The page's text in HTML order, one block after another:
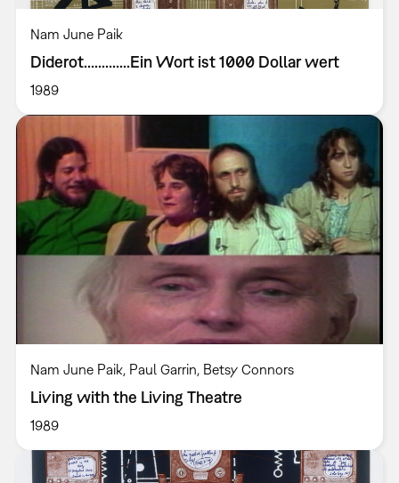
Nam June Paik
Diderot.............Ein Wort ist 1000 Dollar wert
1989
Nam June Paik, Paul Garrin, Betsy Connors
Living with the Living Theatre
1989